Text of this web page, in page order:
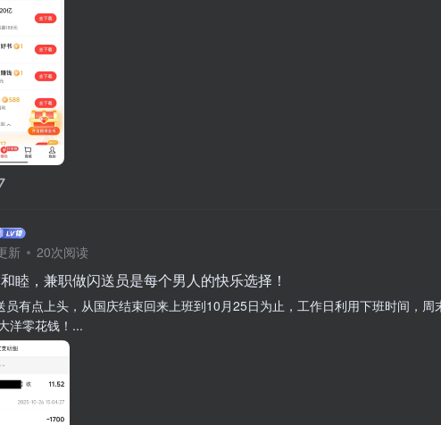
新 20次阅读
睦，兼职做闪送员是每个男人的快乐选择！
员有点上头，从国庆结束回来上班到10月25日为止，工作日利用下班时间，周
洋零花钱！...